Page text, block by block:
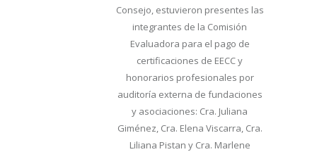
Consejo, estuvieron presentes las
integrantes de la Comisión
Evaluadora para el pago de
certificaciones de EECC y
honorarios profesionales por
auditoría externa de fundaciones
y asociaciones: Cra. Juliana
Giménez, Cra. Elena Viscarra, Cra.
Liliana Pistan y Cra. Marlene